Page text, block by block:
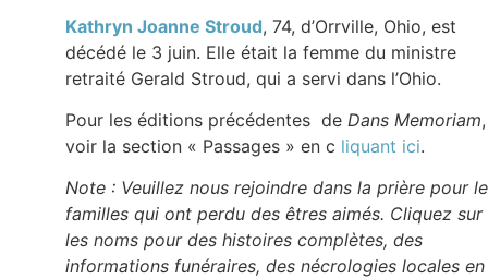
Kathryn Joanne Stroud, 74, d’Orrville, Ohio, est
décédé le 3 juin. Elle était la femme du ministre
retraité Gerald Stroud, qui a servi dans l’Ohio.
Pour les éditions précédentes de Dans Memoriam,
voir la section « Passages » en c liquant ici.
Note : Veuillez nous rejoindre dans la prière pour
familles qui ont perdu des êtres aimés. Cliquez sur
les noms pour des histoires complètes, des
informations funéraires, des nécrologies locales en